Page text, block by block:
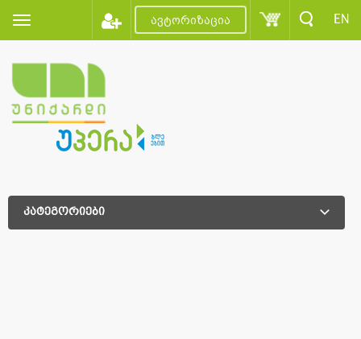
ავტორიზაცია EN
კატეგორიები